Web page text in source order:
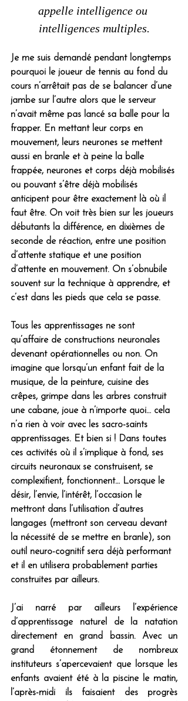
appelle intelligence ou
intelligences multiples.
Je me suis demandé pendant longtemps
pourquoi le joueur de tennis au fond du
cours n’arrêtait pas de se balancer d’une
jambe sur l’autre alors que le serveur
n’avait même pas lancé sa balle pour la
frapper. En mettant leur corps en
mouvement, leurs neurones se mettent
aussi en branle et à peine la balle
frappée, neurones et corps déjà mobilisés
ou pouvant s’être déjà mobilisés
anticipent pour être exactement là où il
faut être. On voit très bien sur les joueurs
débutants la différence, en dixièmes de
seconde de réaction, entre une position
d’attente statique et une position
d’attente en mouvement. On s’obnubile
souvent sur la technique à apprendre, et
c’est dans les pieds que cela se passe.
Tous les apprentissages ne sont
qu’affaire de constructions neuronales
devenant opérationnelles ou non. On
imagine que lorsqu’un enfant fait de la
musique, de la peinture, cuisine des
crêpes, grimpe dans les arbres construit
une cabane, joue à n’importe quoi… cela
n’a rien à voir avec les sacro-saints
apprentissages. Et bien si ! Dans toutes
ces activités où il s’implique à fond, ses
circuits neuronaux se construisent, se
complexifient, fonctionnent… Lorsque le
désir, l’envie, l’intérêt, l’occasion le
mettront dans l’utilisation d’autres
langages (mettront son cerveau devant
la nécessité de se mettre en branle), son
outil neuro-cognitif sera déjà performant
et il en utilisera probablement parties
construites par ailleurs.
J’ai narré par ailleurs l’expérience
d’apprentissage naturel de la natation
directement en grand bassin. Avec un
grand étonnement de nombreux
instituteurs s’apercevaient que lorsque les
enfants avaient été à la piscine le matin,
l’après-midi ils faisaient des progrès